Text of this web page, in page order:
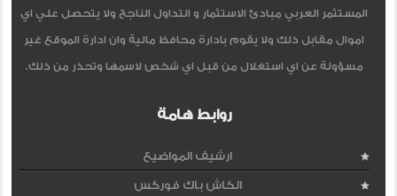
المستثمر العربي مبادئ الاستثمار و التداول الناجح ولا يتحصل علي اي
اموال مقابل ذلك ولا يقوم بادارة محافظ مالية وان ادارة الموقع غير
مسؤولة عن اي استغلال من قبل اي شخص لاسمها وتحذر من ذلك.
روابط هامة
ارشيف المواضيع
الكاش باك فوركس